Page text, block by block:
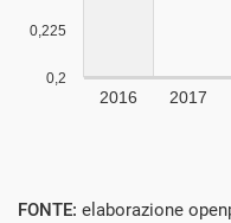
FONTE: elaborazione